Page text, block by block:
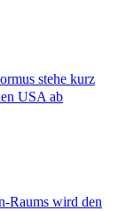
stehe kurz
USA ab
Raums wird den